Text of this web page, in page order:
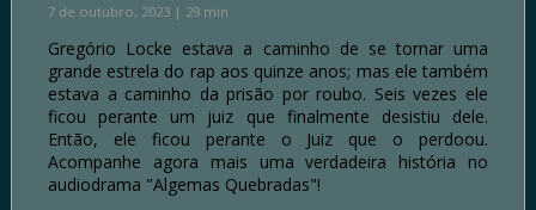
7 de outubro, 2023 | 29 min
Gregório Locke estava a caminho de se tornar uma
grande estrela do rap aos quinze anos; mas ele também
estava a caminho da prisão por roubo. Seis vezes ele
ficou perante um juiz que finalmente desistiu dele.
Então, ele ficou perante o Juiz que o perdoou.
Acompanhe agora mais uma verdadeira história no
audiodrama "Algemas Quebradas"!